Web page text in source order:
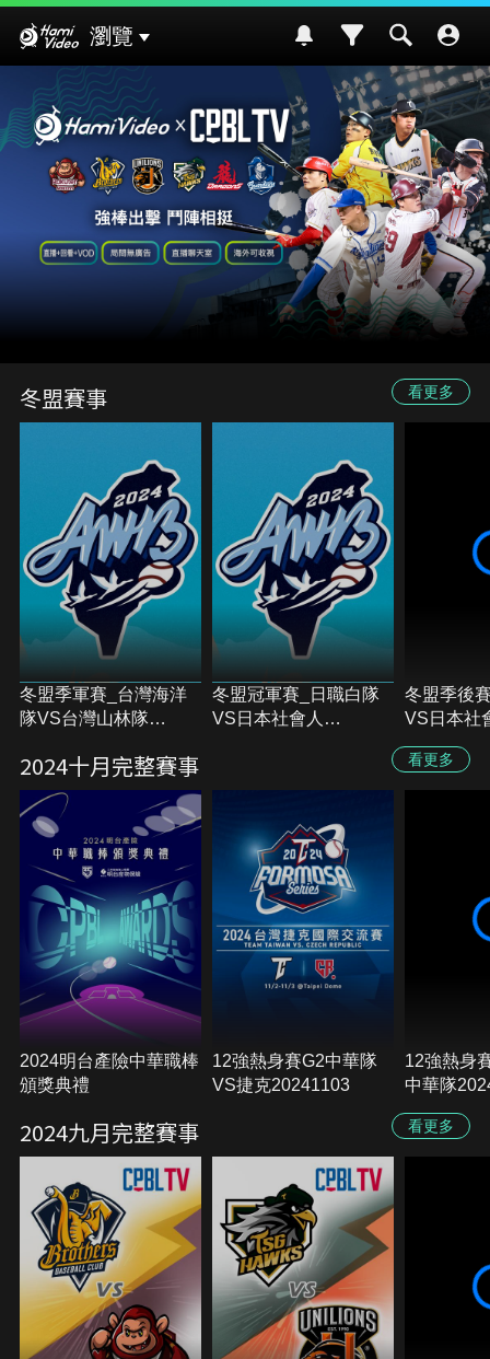
瀏覽
冬盟賽事 看更多
冬盟季軍賽_台灣海洋
隊VS台灣山林隊
冬盟冠軍賽_日職白隊
VS日本社會人
冬盟季後
VS日本社
20241214
2024十月完整賽事 看更多
2024明台產險中華職棒
頒獎典禮
12強熱身賽G2中華隊
VS捷克20241103
12強熱身
中華隊
2024九月完整賽事 看更多